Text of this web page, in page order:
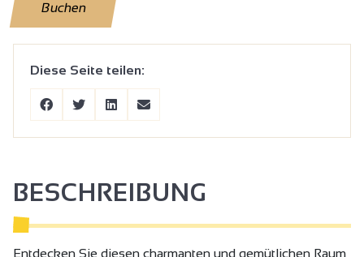
Buchen
Diese Seite teilen:
BESCHREIBUNG
Entdecken Sie diesen charmanten und gemütlichen Raum